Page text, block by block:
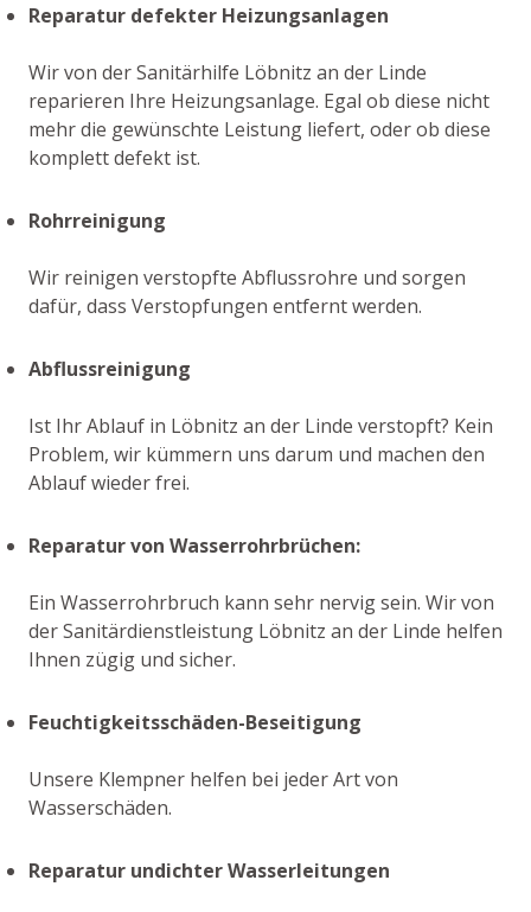
Reparatur defekter Heizungsanlagen
Wir von der Sanitärhilfe Löbnitz an der Linde
reparieren Ihre Heizungsanlage. Egal ob diese nicht
mehr die gewünschte Leistung liefert, oder ob diese
komplett defekt ist.
Rohrreinigung
Wir reinigen verstopfte Abflussrohre und sorgen
dafür, dass Verstopfungen entfernt werden.
Abflussreinigung
Ist Ihr Ablauf in Löbnitz an der Linde verstopft? Kein
Problem, wir kümmern uns darum und machen den
Ablauf wieder frei.
Reparatur von Wasserrohrbrüchen:
Ein Wasserrohrbruch kann sehr nervig sein. Wir von
der Sanitärdienstleistung Löbnitz an der Linde helfen
Ihnen zügig und sicher.
Feuchtigkeitsschäden-Beseitigung
Unsere Klempner helfen bei jeder Art von
Wasserschäden.
Reparatur undichter Wasserleitungen